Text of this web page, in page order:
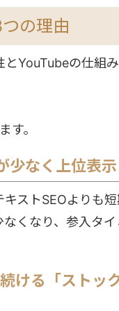
の理由
YouTubeの仕組
す。
少なく上位表
ストSEOよりも
くなり、参入タ
ける「ストッ